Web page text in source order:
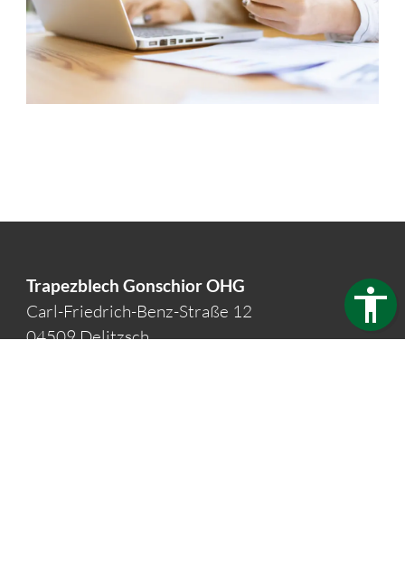
Trapezblech Gonschior OHG
Carl-Friedrich-Benz-Straße 12
04509 Delitzsch